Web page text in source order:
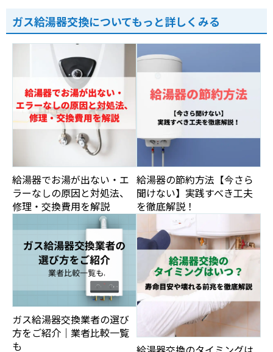
ガス給湯器交換についてもっと詳しくみる
給湯器でお湯が出ない・エ
ラーなしの原因と対処法、
修理・交換費用を解説
給湯器の節約方法【今さら
聞けない】実践すべき工夫
を徹底解説！
ガス給湯器交換業者の選び
方をご紹介｜業者比較一覧
も